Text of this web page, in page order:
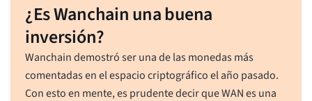
¿Es Wanchain una buena
inversión?
Wanchain demostró ser una de las monedas más
comentadas en el espacio criptográfico el año pasado.
Con esto en mente, es prudente decir que WAN es una